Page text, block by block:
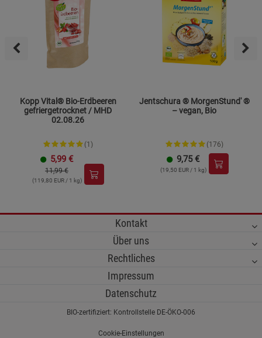
Kopp Vital® Bio-Erdbeeren
gefriergetrocknet / MHD
02.08.26
(1)
5,99 €
11,99 €
(119,80 EUR / 1 kg)
Jentschura ® MorgenStund' ®
– vegan, Bio
(176)
9,75 €
(19,50 EUR / 1 kg)
Kontakt
Über uns
Rechtliches
Impressum
Datenschutz
BIO-zertifiziert: Kontrollstelle DE-ÖKO-006
Cookie-Einstellungen